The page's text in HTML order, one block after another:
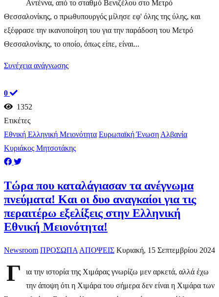
Αντέννα, από το σταθμό Βενιζέλου στο Μετρό
Θεσσαλονίκης, ο πρωθυπουργός μίλησε εφ' όλης της ύλης, και
εξέφρασε την ικανοποίηση του για την παράδοση του Μετρό
Θεσσαλονίκης, το οποίο, όπως είπε, είναι...
Συνέχεια ανάγνωσης
0
1352
Ετικέτες
Εθνική Ελληνική Μειονότητα Ευρωπαϊκή Ένωση Αλβανία
Κυριάκος Μητσοτάκης
​Τώρα που καταλάγιασαν τα ανέγνωμα
πνεύματα! Και οι δυο αναγκαίοι για τις
περαιτέρω εξελίξεις στην Ελληνική
Εθνική Μειονότητα!
Newsroom ΠΡΟΣΩΠΑ ΑΠΟΨΕΙΣ Κυριακή, 15 Σεπτεμβρίου 2024
Γ
ια την ιστορία της Χιμάρας γνωρίζω μεν αρκετά, αλλά έχω
την άποψη ότι η Χιμάρα του σήμερα δεν είναι η Χιμάρα των